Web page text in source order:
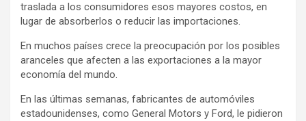
traslada a los consumidores esos mayores costos, en
lugar de absorberlos o reducir las importaciones.
En muchos países crece la preocupación por los posibles
aranceles que afecten a las exportaciones a la mayor
economía del mundo.
En las últimas semanas, fabricantes de automóviles
estadounidenses, como General Motors y Ford, le pidieron